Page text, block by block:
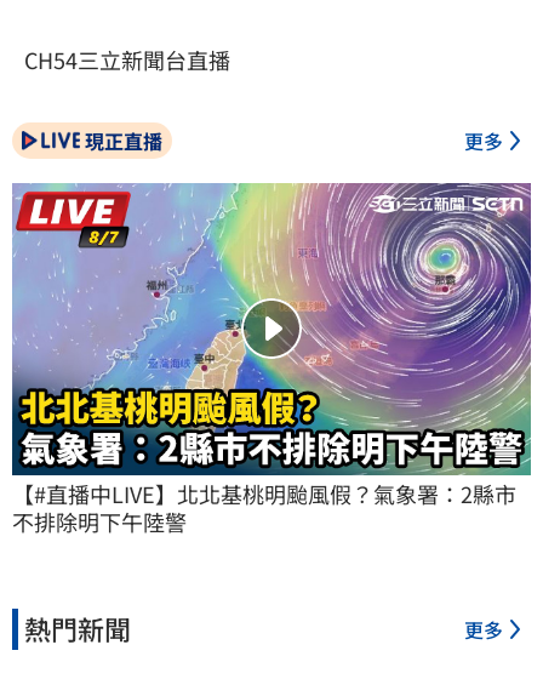
CH54三立新聞台直播
現正直播 更多
【#直播中LIVE】北北基桃明颱風假？氣象署：2縣市
不排除明下午陸警
熱門新聞 更多